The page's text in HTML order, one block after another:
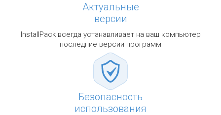
Актуальные
версии
InstallPack всегда устанавливает на ваш компьютер
последние версии программ
Безопасность
использования